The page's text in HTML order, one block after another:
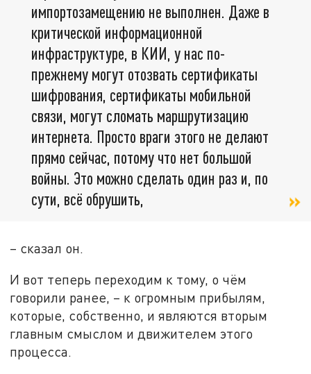
импортозамещению не выполнен. Даже в
критической информационной
инфраструктуре, в КИИ, у нас по-
прежнему могут отозвать сертификаты
шифрования, сертификаты мобильной
связи, могут сломать маршрутизацию
интернета. Просто враги этого не делают
прямо сейчас, потому что нет большой
войны. Это можно сделать один раз и, по
сути, всё обрушить,
– сказал он.
И вот теперь переходим к тому, о чём
говорили ранее, – к огромным прибылям,
которые, собственно, и являются вторым
главным смыслом и движителем этого
процесса.